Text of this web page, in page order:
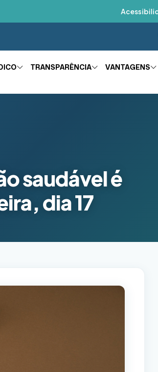
TRANSPARÊNCIA VANTAGENS
saudável é
dia 17